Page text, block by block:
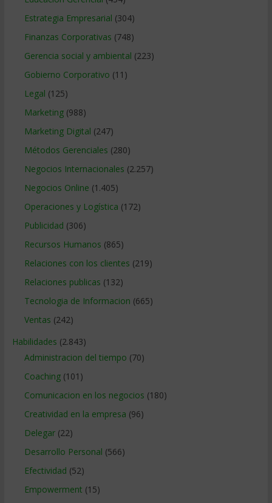
Estrategia Empresarial (304)
Finanzas Corporativas (748)
Gerencia social y ambiental (223)
Gobierno Corporativo (11)
Legal (125)
Marketing(988)
Marketing Digital (247)
Métodos Gerenciales (280)
Negocios Internacionales (2.257)
Negocios Online (1.405)
Operaciones y Logística (172)
Publicidad (306)
Recursos Humanos (865)
Relaciones con los clientes (219)
Relaciones publicas (132)
Tecnologia de Informacion (665)
Ventas (242)
Habilidades (2.843)
Administracion del tiempo (70)
Coaching(101)
Comunicacion en los negocios (180)
Creatividad en la empresa (96)
Delegar(22)
Desarrollo Personal (566)
Efectividad (52)
Empowerment (15)